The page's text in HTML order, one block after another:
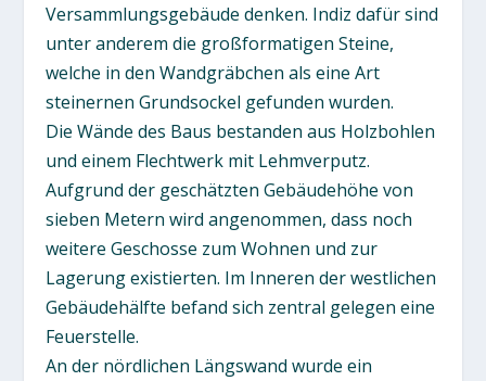
Versammlungsgebäude denken. Indiz dafür sind
unter anderem die großformatigen Steine,
welche in den Wandgräbchen als eine Art
steinernen Grundsockel gefunden wurden.
Die Wände des Baus bestanden aus Holzbohlen
und einem Flechtwerk mit Lehmverputz.
Aufgrund der geschätzten Gebäudehöhe von
sieben Metern wird angenommen, dass noch
weitere Geschosse zum Wohnen und zur
Lagerung existierten. Im Inneren der westlichen
Gebäudehälfte befand sich zentral gelegen eine
Feuerstelle.
An der nördlichen Längswand wurde ein